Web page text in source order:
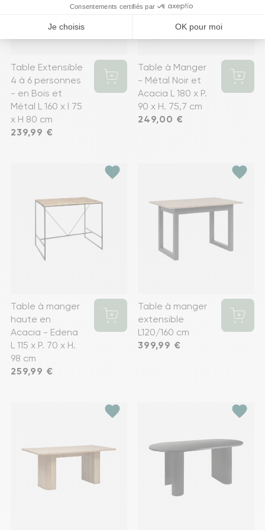
Table Extensible
4 à 6 personnes
- en Bois et
Métal L 160 x l 75
x H 80 cm
Prix
239,99 €
Table à Manger
- Métal Noir et
Acacia L 180 x P.
90 x H. 75,7 cm
Prix
249,00 €
favorite
Table à manger
haute en
Acacia - Edena
L 115 x P. 70 x H.
98 cm
Prix
259,99 €
favorite
Table à manger
extensible
L120/160 cm
Prix
399,99 €
favorite favorite